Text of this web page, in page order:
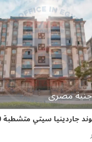
جاردينيا سيتي متشطبة 120م بحري